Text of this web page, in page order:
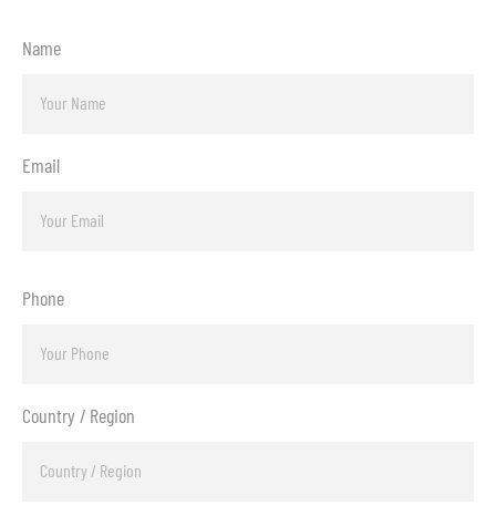
Name
Email
Phone
Country / Region